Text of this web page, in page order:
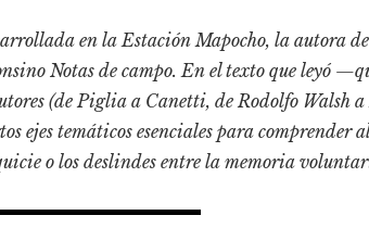
en la Estación Mapocho, la autora
Notas de campo. En el texto que leyó
(de Piglia a Canetti, de Rodolfo Walsh a
ejes temáticos esenciales para comprender
o los deslindes entre la memoria